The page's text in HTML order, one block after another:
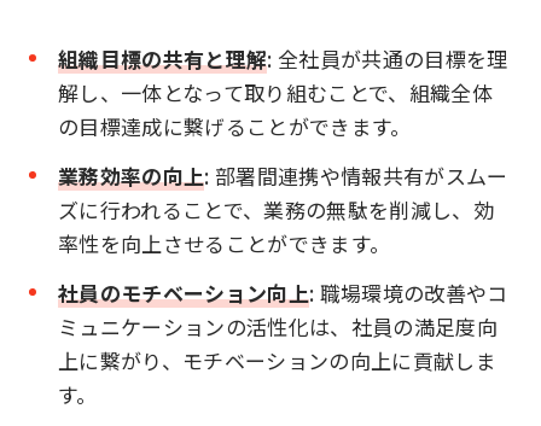
組織目標の共有と理解: 全社員が共通の目標を理
解し、一体となって取り組むことで、組織全体
の目標達成に繋げることができます。
業務効率の向上: 部署間連携や情報共有がスムー
ズに行われることで、業務の無駄を削減し、効
率性を向上させることができます。
社員のモチベーション向上: 職場環境の改善やコ
ミュニケーションの活性化は、社員の満足度向
上に繋がり、モチベーションの向上に貢献しま
す。